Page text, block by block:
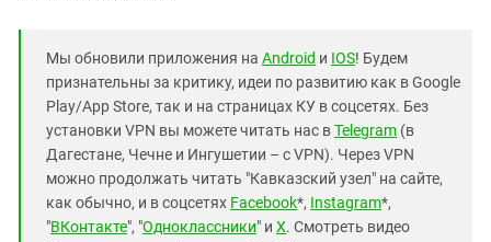
Мы обновили приложения на Android и IOS! Будем
признательны за критику, идеи по развитию как в Google
Play/App Store, так и на страницах КУ в соцсетях. Без
установки VPN вы можете читать нас вTelegram (в
Дагестане, Чечне и Ингушетии – с VPN). Через VPN
можно продолжать читать "Кавказский узел" на сайте,
как обычно, и в соцсетях Facebook*, Instagram*,
"ВКонтакте", "Одноклассники" и X. Смотреть видео